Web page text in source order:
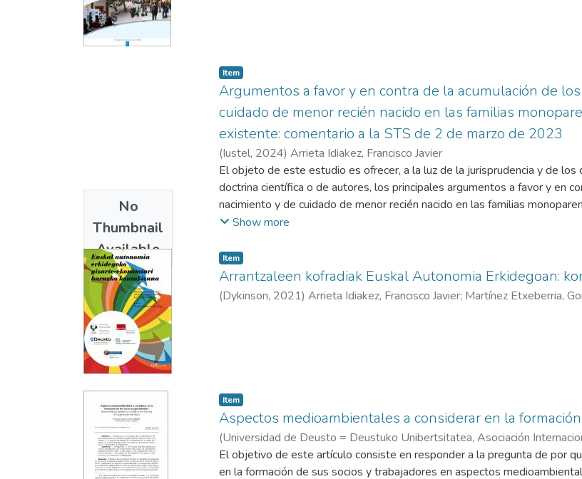
No
Thumbnail
Available
Item
Argumentos a favor y en contra de la acumulación de
cuidado de menor recién nacido en las familias
existente: comentario a la STS de 2 de marzo de 2023
(Iustel, 2024) Arrieta Idiakez, Francisco Javier
El objeto de este estudio es ofrecer, a la luz de la jurisprudencia y de
doctrina científica o de autores, los principales argumentos a favor y en
nacimiento y de cuidado de menor recién nacido en las familias
poder construir un posicionamiento al respecto, teniendo en cuenta que
Show more
Item
Arrantzaleen kofradiak Euskal Autonomia Erkidegoan:
(Dykinson, 2021) Arrieta Idiakez, Francisco Javier; Martínez Etxeberria,
Item
Aspectos medioambientales a considerar en la
(Universidad de Deusto = Deustuko Unibertsitatea, Asociación
Arrieta Idiakez, Francisco Javier
El objetivo de este artículo consiste en responder a la pregunta de por
en la formación de sus socios y trabajadores en aspectos